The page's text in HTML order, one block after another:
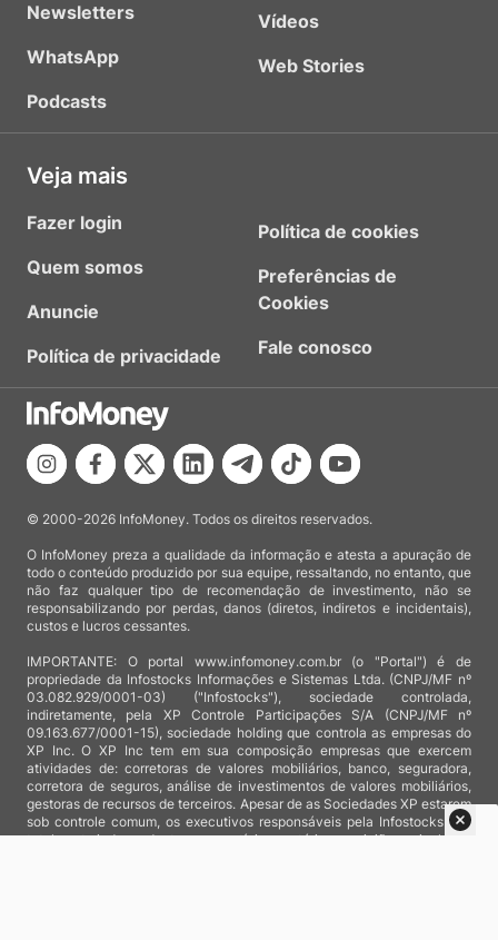
Newsletters
WhatsApp
Podcasts
Vídeos
Web Stories
Veja mais
Fazer login
Quem somos
Anuncie
Política de privacidade
Política de cookies
Preferências de
Cookies
Fale conosco
© 2000-2026 InfoMoney. Todos os direitos reservados.
O InfoMoney preza a qualidade da informação e atesta a apuração de
todo o conteúdo produzido por sua equipe, ressaltando, no entanto, que
não faz qualquer tipo de recomendação de investimento, não se
responsabilizando por perdas, danos (diretos, indiretos e incidentais),
custos e lucros cessantes.
IMPORTANTE: O portal www.infomoney.com.br (o "Portal") é de
propriedade da Infostocks Informações e Sistemas Ltda. (CNPJ/MF nº
03.082.929/0001-03) ("Infostocks"), sociedade controlada,
indiretamente, pela XP Controle Participações S/A (CNPJ/MF nº
09.163.677/0001-15), sociedade holding que controla as empresas do
XP Inc. O XP Inc tem em sua composição empresas que exercem
atividades de: corretoras de valores mobiliários, banco, seguradora,
corretora de seguros, análise de investimentos de valores mobiliários,
gestoras de recursos de terceiros. Apesar de as Sociedades XP estarem
sob controle comum, os executivos responsáveis pela Infostocks são
totalmente independentes e as notícias, matérias e opiniões veiculadas